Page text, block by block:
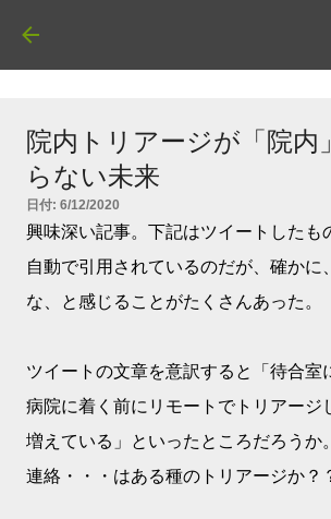
院内トリアージが「院内
らない未来
日付: 6/12/2020
興味深い記事。下記はツイートしたも
自動で引用されているのだが、確かに
な、と感じることがたくさんあった。
ツイートの文章を意訳すると「待合室
病院に着く前にリモートでトリアージ
増えている」といったところだろうか
連絡・・・はある種のトリアージか？